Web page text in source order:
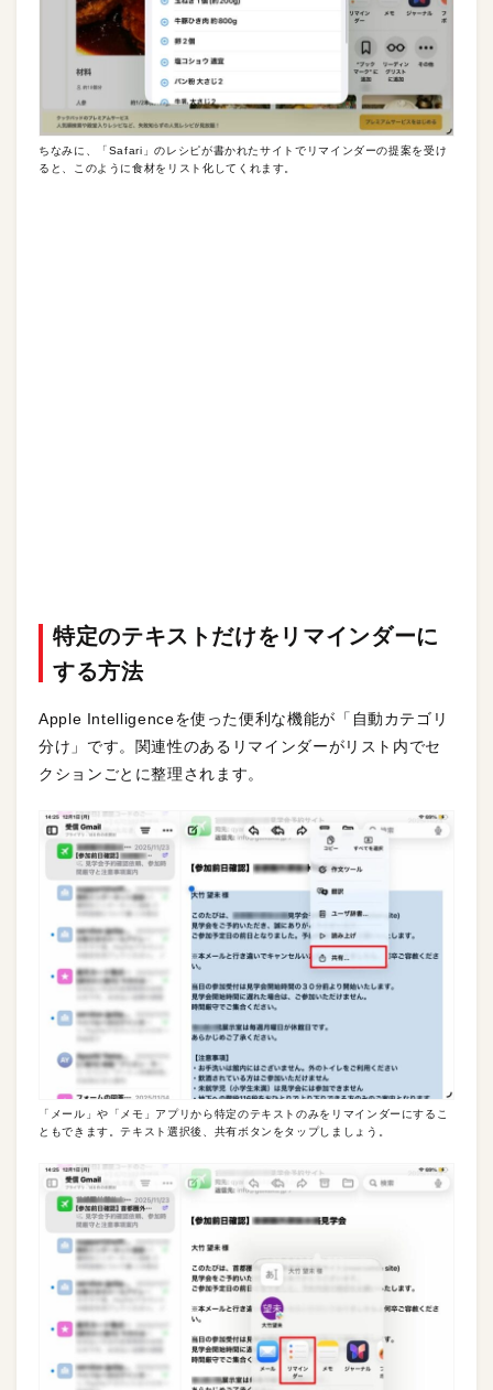
ちなみに、「Safari」のレシピが書かれたサイトでリマインダーの提案を受け
ると、このように食材をリスト化してくれます。
特定のテキストだけをリマインダーに
する方法
Apple Intelligenceを使った便利な機能が「自動カテゴリ
分け」です。関連性のあるリマインダーがリスト内でセ
クションごとに整理されます。
「メール」や「メモ」アプリから特定のテキストのみをリマインダーにするこ
ともできます。テキスト選択後、共有ボタンをタップしましょう。